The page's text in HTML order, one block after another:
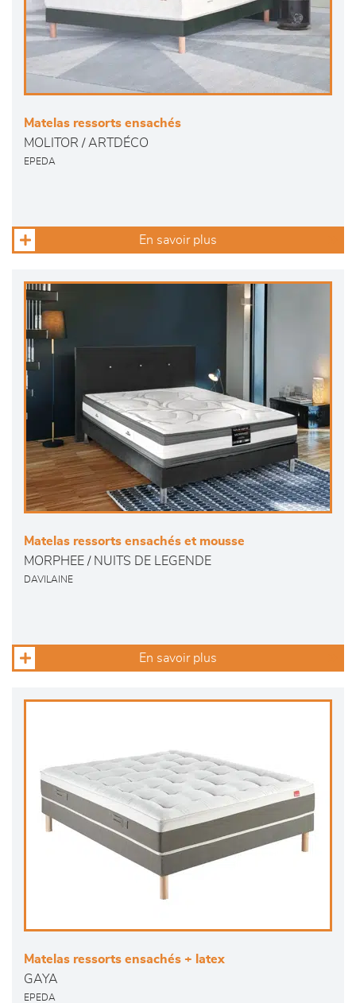
Matelas ressorts ensachés
MOLITOR / ARTDÉCO
EPEDA
En savoir plus
Matelas ressorts ensachés et mousse
MORPHEE / NUITS DE LEGENDE
DAVILAINE
En savoir plus
Matelas ressorts ensachés + latex
GAYA
EPEDA